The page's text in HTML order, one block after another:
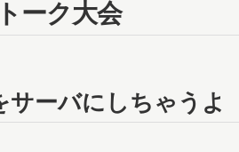
ーク大会
ーバにしちゃうよ